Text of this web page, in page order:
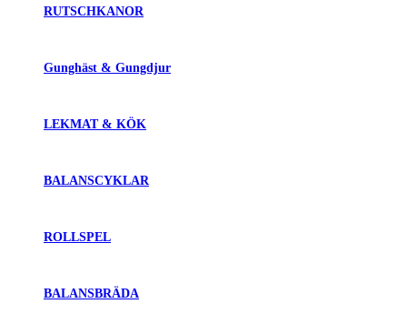
RUTSCHKANOR
Gunghäst & Gungdjur
LEKMAT & KÖK
BALANSCYKLAR
ROLLSPEL
BALANSBRÄDA